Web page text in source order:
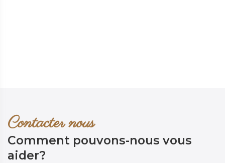
Contacter nous
Comment pouvons-nous vous
aider?